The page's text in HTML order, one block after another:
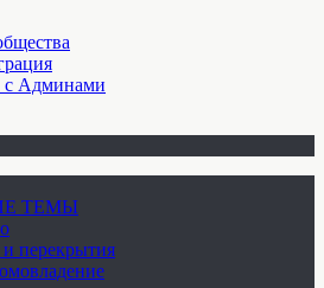
с Админами
ТЕМЫ
перекрытия